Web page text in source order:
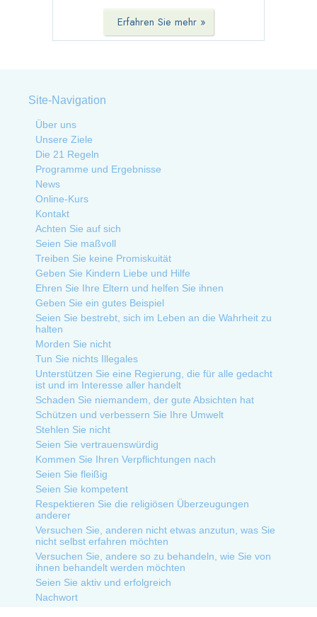
Erfahren Sie mehr »
Site-Navigation
Über uns
Unsere Ziele
Die 21 Regeln
Programme und Ergebnisse
News
Online-Kurs
Kontakt
Achten Sie auf sich
Seien Sie maßvoll
Treiben Sie keine Promiskuität
Geben Sie Kindern Liebe und Hilfe
Ehren Sie Ihre Eltern und helfen Sie ihnen
Geben Sie ein gutes Beispiel
Seien Sie bestrebt, sich im Leben an die Wahrheit zu
halten
Morden Sie nicht
Tun Sie nichts Illegales
Unterstützen Sie eine Regierung, die für alle gedacht
ist und im Interesse aller handelt
Schaden Sie niemandem, der gute Absichten hat
Schützen und verbessern Sie Ihre Umwelt
Stehlen Sie nicht
Seien Sie vertrauenswürdig
Kommen Sie Ihren Verpflichtungen nach
Seien Sie fleißig
Seien Sie kompetent
Respektieren Sie die religiösen Überzeugungen
anderer
Versuchen Sie, anderen nicht etwas anzutun, was Sie
nicht selbst erfahren möchten
Versuchen Sie, andere so zu behandeln, wie Sie von
ihnen behandelt werden möchten
Seien Sie aktiv und erfolgreich
Nachwort